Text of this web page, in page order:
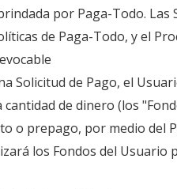
por Paga-Todo. Las
de Paga-Todo, y el
Solicitud de Pago, el
de dinero (los
o prepago, por medio del
los Fondos del Usuario